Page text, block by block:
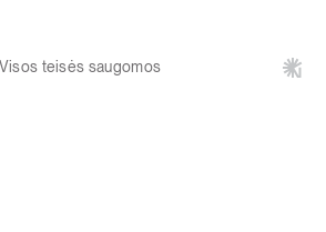
teisės saugomos